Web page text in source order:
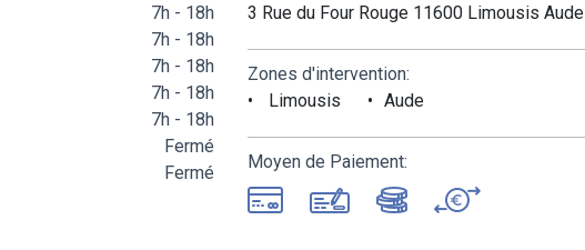
7h - 18h
7h - 18h
7h - 18h
7h - 18h
7h - 18h
Fermé
Fermé
3 Rue du Four Rouge 11600 Limousis Aude
Zones d'intervention:
Limousis
Aude
Moyen de Paiement: